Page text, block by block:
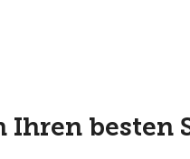
Ihren besten